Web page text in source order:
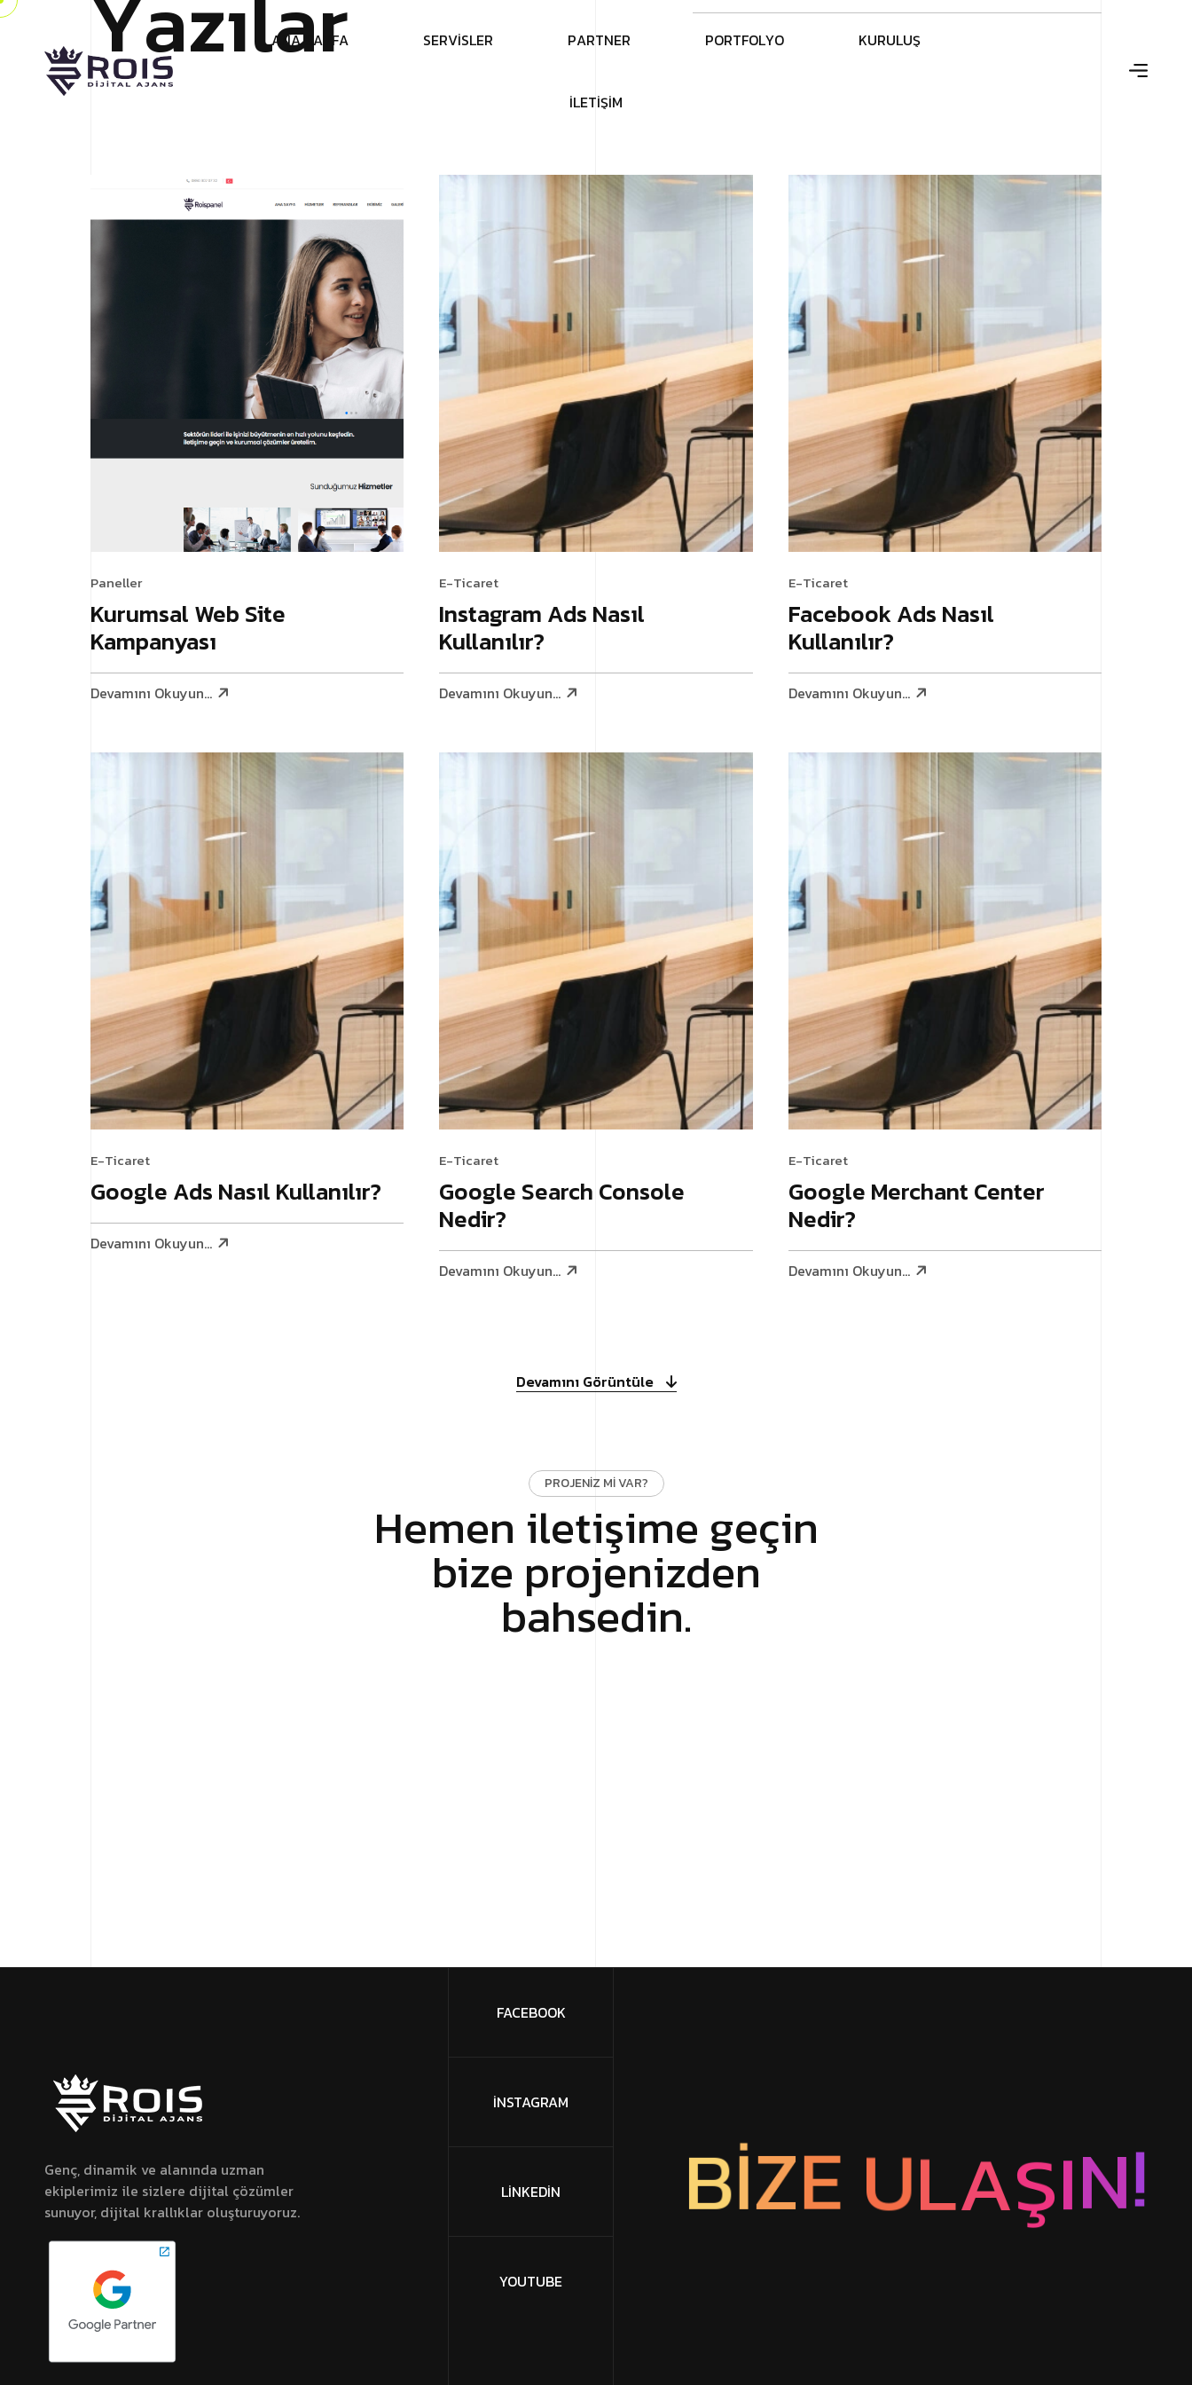
A NA A FA SERVİSLER PARTNER PORTFOLYO KURULUŞ
İLETİŞİM
Paneller
Kurumsal Web Site
Kampanyası
Devamını Okuyun...
E-Ticaret
Instagram Ads Nasıl
Kullanılır?
Devamını Okuyun...
E-Ticaret
Facebook Ads Nasıl
Kullanılır?
Devamını Okuyun...
E-Ticaret
Google Ads Nasıl Kullanılır?
Devamını Okuyun...
E-Ticaret
Google Search Console
Nedir?
Devamını Okuyun...
E-Ticaret
Google Merchant Center
Nedir?
Devamını Okuyun...
Devamını Görüntüle
PROJENIZ MI VAR?
Hemen iletişime geçin
bize projenizden
bahsedin.
Genç, dinamik ve alanında uzman
ekiplerimiz ile sizlere dijital çözümler
sunuyor, dijital krallıklar oluşturuyoruz.
FACEBOOK
İNSTAGRAM
LINKEDIN
YOUTUBE
BIZE ULAŞIN!